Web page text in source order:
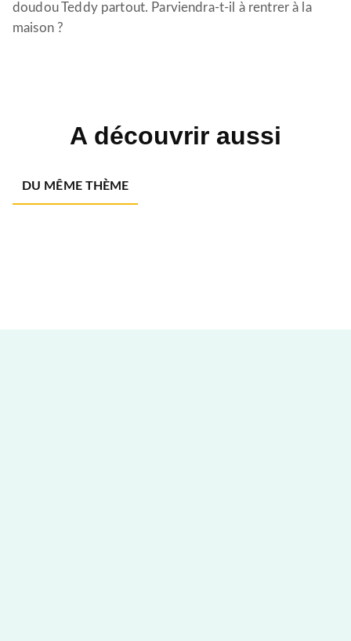
doudou Teddy partout. Parviendra-t-il à rentrer à la
maison ?
A découvrir aussi
DU MÊME THÈME